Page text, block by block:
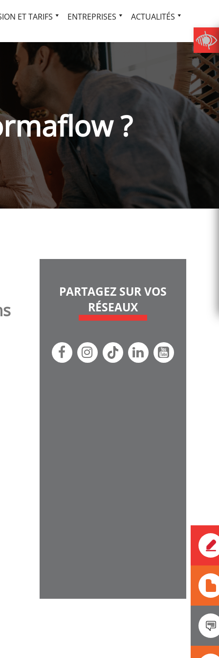
ET TARIFS ENTREPRISES ACTUALITÉS
?
PARTAGEZ SUR VOS
RÉSEAUX